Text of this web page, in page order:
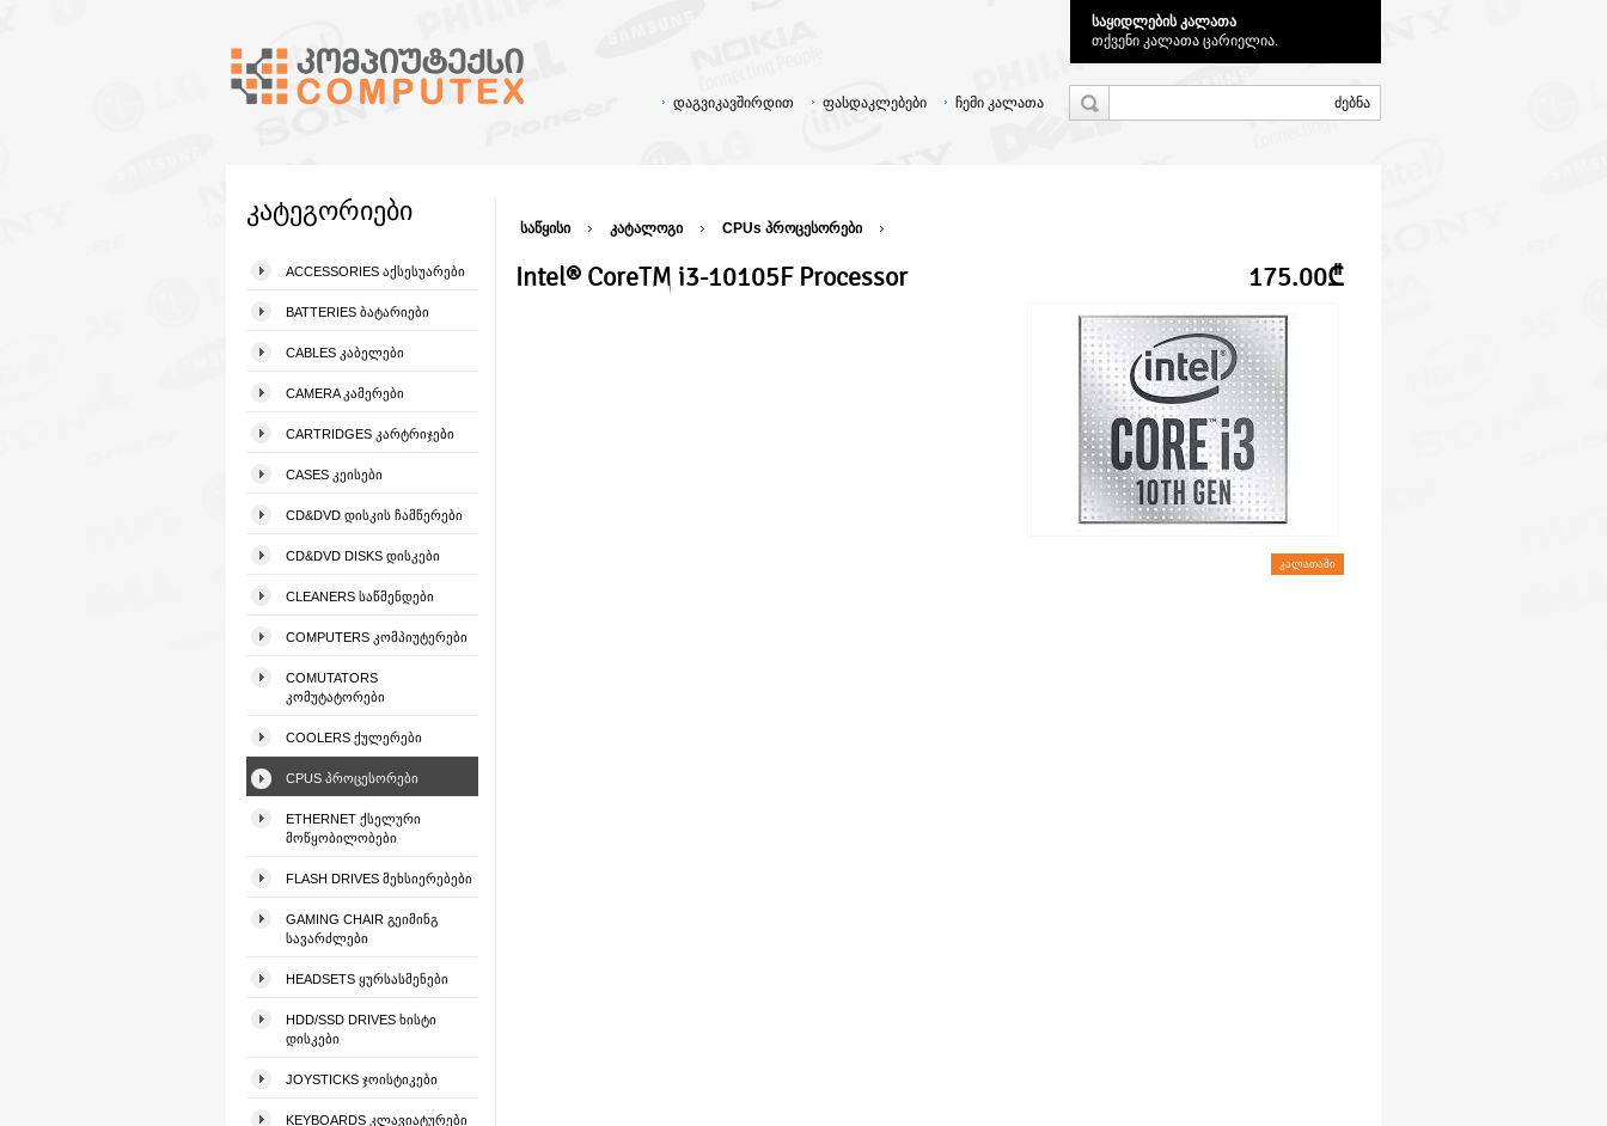
საყიდლების კალათა
თქვენი კალათა ცარიელია.
ჩემი კალათა
ფასდაკლებები
დაგვიკავშირდით
კატეგორიები
ACCESSORIES ᲐᲥᲡᲔᲡᲣᲐᲠᲔᲑᲘ
BATTERIES ᲑᲐᲢᲐᲠᲘᲔᲑᲘ
CABLES ᲙᲐᲑᲔᲚᲔᲑᲘ
CAMERA ᲙᲐᲛᲔᲠᲔᲑᲘ
CARTRIDGES ᲙᲐᲠᲢᲠᲘᲯᲔᲑᲘ
CASES ᲙᲔᲘᲡᲔᲑᲘ
CD&DVD ᲓᲘᲡᲙᲘᲡ ᲩᲐᲛᲬᲔᲠᲔᲑᲘ
CD&DVD DISKS ᲓᲘᲡᲙᲔᲑᲘ
CLEANERS ᲡᲐᲬᲛᲔᲜᲓᲔᲑᲘ
COMPUTERS ᲙᲝᲛᲞᲘᲣᲢᲔᲠᲔᲑᲘ
COMUTATORS
ᲙᲝᲛᲣᲢᲐᲢᲝᲠᲔᲑᲘ
COOLERS ᲥᲣᲚᲔᲠᲔᲑᲘ
CPUS ᲞᲠᲝᲪᲔᲡᲝᲠᲔᲑᲘ
ETHERNET ᲥᲡᲔᲚᲣᲠᲘ
ᲛᲝᲬᲧᲝᲑᲘᲚᲝᲑᲔᲑᲘ
FLASH DRIVES ᲛᲔᲮᲡᲘᲔᲠᲔᲑᲔᲑᲘ
GAMING CHAIR ᲒᲔᲘᲛᲘᲜᲒ
ᲡᲐᲕᲐᲠᲫᲚᲔᲑᲘ
HEADSETS ᲧᲣᲠᲡᲐᲡᲛᲔᲜᲔᲑᲘ
HDD/SSD DRIVES ᲮᲘᲡᲢᲘ
ᲓᲘᲡᲙᲔᲑᲘ
JOYSTICKS ᲯᲝᲘᲡᲢᲘᲙᲔᲑᲘ
KEYBOARDS ᲙᲚᲐᲕᲘᲐᲢᲣᲠᲔᲑᲘ
საწყისი კატალოგი CPUs პროცესორები
Intel® Core™ i3-10105F Processor 175.00₾
ᲙᲐᲚᲐᲗᲐᲨᲘ